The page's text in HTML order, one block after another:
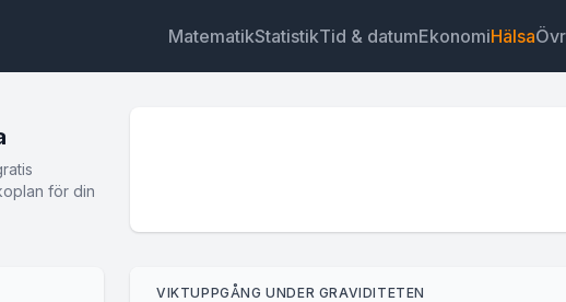
MatematikStatistikTid & datumEkonomiHälsa
för din
VIKTUPPGÅNG UNDER GRAVIDITETEN